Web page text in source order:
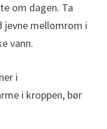
om dagen. Ta
mellomrom i
vann.
i
i kroppen, bør